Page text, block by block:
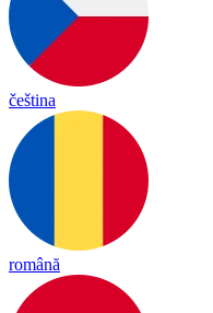
čeština
română